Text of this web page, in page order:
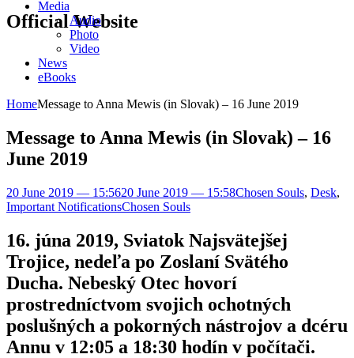
Official Website
Media
Audio
Photo
Video
News
eBooks
HomeMessage to Anna Mewis (in Slovak) – 16 June 2019
Message to Anna Mewis (in Slovak) – 16
June 2019
20 June 2019 — 15:5620 June 2019 — 15:58Chosen Souls, Desk,
Important NotificationsChosen Souls
16. júna 2019, Sviatok Najsvätejšej
Trojice, nedeľa po Zoslaní Svätého
Ducha. Nebeský Otec hovorí
prostredníctvom svojich ochotných
poslušných a pokorných nástrojov a dcéru
Annu v 12:05 a 18:30 hodín v počítači.